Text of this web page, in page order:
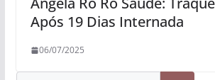
Após 19 Dias Internada
06/07/2025